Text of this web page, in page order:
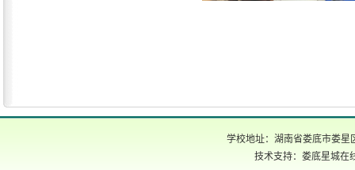
学校地址：湖南省娄底市娄
技术支持：娄底星城